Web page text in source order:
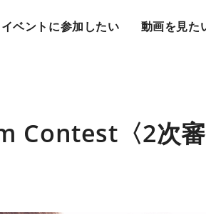
イベントに参加したい 動画を見た
Contest〈2次